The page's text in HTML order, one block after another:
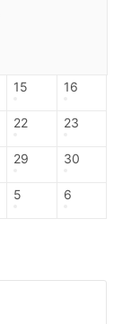
15 16
22 23
29 30
5 6